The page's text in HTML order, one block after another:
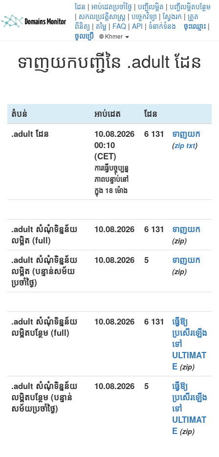
ដែន | អាប់ដេតប្រចាំថ្ងៃ | បញ្ជីលម្អិត | បញ្ជីលម្អិតបន្ថែម
| សកលប្រវត្តិសាស្ត្រ | បច្ចេកវិទ្យា | ស្វែងរក | ត្រួត
ពិនិត្យ | តម្លៃ | FAQ | API | ទំនាក់ទំនង ចុះឈ្មោះ |
ចូលប្រើ
Khmer
ទាញយកបញ្ជីនៃ .adult ដែន
តំបន់ អាប់ដេត
ដែន
.adult ដែន
10.08.2026
00:10
(CET)
ការធ្វើបច្ចុប្បន្ន
ភាពបន្ទាប់នៅ
ក្នុង 18 ម៉ោង
6 131 ទាញយក
(zip txt)
.adult សំណុំទិន្នន័យ
លម្អិត (full)
10.08.2026 6 131 ទាញយក
(zip)
.adult សំណុំទិន្នន័យ
លម្អិត (បន្ទាន់សម័យ
ប្រចាំថ្ងៃ)
10.08.2026 5 ទាញយក
(zip)
.adult សំណុំទិន្នន័យ
លម្អិតបន្ថែម (full)
10.08.2026 6 131
ធ្វើឱ្យ
ប្រសើរឡើង
ទៅ
ULTIMAT
E (zip)
.adult សំណុំទិន្នន័យ
លម្អិតបន្ថែម (បន្ទាន់
សម័យប្រចាំថ្ងៃ)
10.08.2026 5
ធ្វើឱ្យ
ប្រសើរឡើង
ទៅ
ULTIMAT
E (zip)